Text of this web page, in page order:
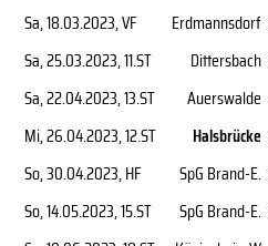
Sa, 18.03.2023, VF Erdmannsdorf
Sa, 25.03.2023, 11.ST Dittersbach
Sa, 22.04.2023, 13.ST Auerswalde
Mi, 26.04.2023, 12.ST Halsbrücke
So, 30.04.2023, HF SpG Brand-E.
So, 14.05.2023, 15.ST SpG Brand-E.